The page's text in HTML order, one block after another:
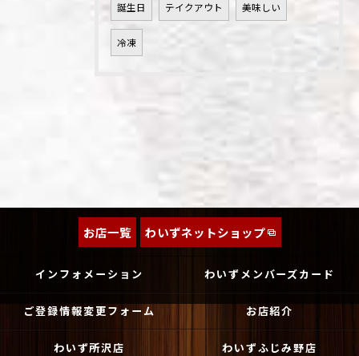
誕生日 テイクアウト 美味しい
冷凍
お店一覧 わいずネットショップ
インフォメーション わいずメンバーズカード
ご登録情報変更フォーム お店紹介
わいず所沢店 わいずふじみ野店